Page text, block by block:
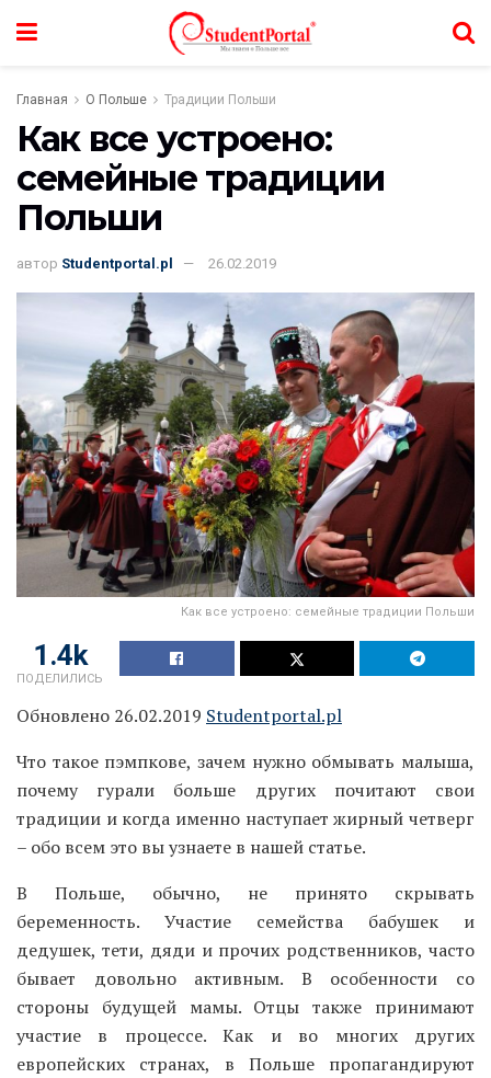
Главная О Польше Традиции Польши
Как все устроено:
семейные традиции
Польши
автор Studentportal.pl 26.02.2019
Как все устроено: семейные традиции Польши
1.4k
ПОДЕЛИЛИСЬ
Обновлено 26.02.2019 Studentportal.pl
Что такое пэмпкове, зачем нужно обмывать малыша,
почему гурали больше других почитают свои
традиции и когда именно наступает жирный четверг
– обо всем это вы узнаете в нашей статье.
В Польше, обычно, не принято скрывать
беременность. Участие семейства бабушек и
дедушек, тети, дяди и прочих родственников, часто
бывает довольно активным. В особенности со
стороны будущей мамы. Отцы также принимают
участие в процессе. Как и во многих других
европейских странах, в Польше пропагандируют